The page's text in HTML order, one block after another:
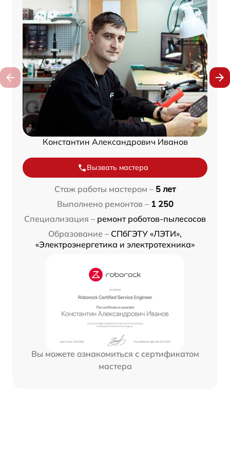
Константин Александрович Иванов
Вызвать мастера
Стаж работы мастером – 5 лет
Выполнено ремонтов – 1 250
Специализация – ремонт роботов-пылесосов
Образование – СПбГЭТУ «ЛЭТИ»,
«Электроэнергетика и электротехника»
Вы можете ознакомиться с сертификатом
мастера